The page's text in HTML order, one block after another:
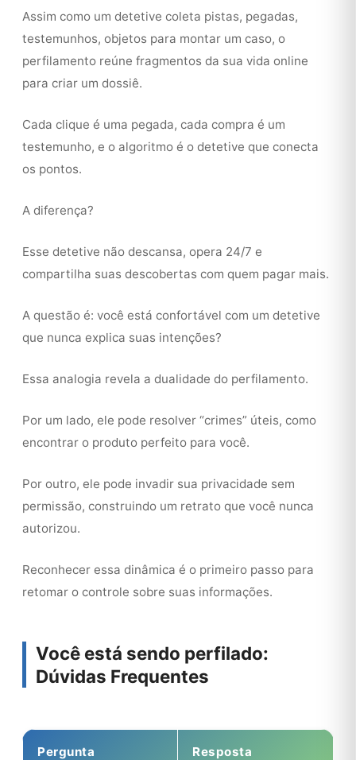
Assim como um detetive coleta pistas, pegadas,
testemunhos, objetos para montar um caso, o
perfilamento reúne fragmentos da sua vida online
para criar um dossiê.
Cada clique é uma pegada, cada compra é um
testemunho, e o algoritmo é o detetive que conecta
os pontos.
A diferença?
Esse detetive não descansa, opera 24/7 e
compartilha suas descobertas com quem pagar mais.
A questão é: você está confortável com um detetive
que nunca explica suas intenções?
Essa analogia revela a dualidade do perfilamento.
Por um lado, ele pode resolver “crimes” úteis, como
encontrar o produto perfeito para você.
Por outro, ele pode invadir sua privacidade sem
permissão, construindo um retrato que você nunca
autorizou.
Reconhecer essa dinâmica é o primeiro passo para
retomar o controle sobre suas informações.
Você está sendo perfilado:
Dúvidas Frequentes
Pergunta Resposta